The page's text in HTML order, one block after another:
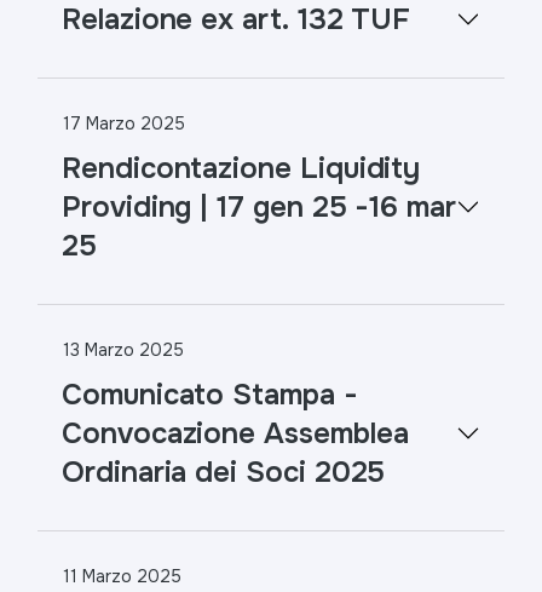
Relazione ex art. 132 TUF
17 Marzo 2025
Rendicontazione Liquidity
Providing | 17 gen 25 -16 mar
25
13 Marzo 2025
Comunicato Stampa -
Convocazione Assemblea
Ordinaria dei Soci 2025
11 Marzo 2025